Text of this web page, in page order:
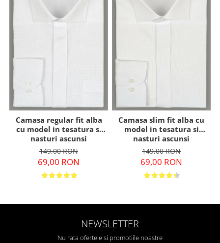
Camasa regular fit alba
cu model in tesatura si
nasturi ascunsi
149,00 RON
69,00 RON
Camasa slim fit alba cu
model in tesatura si
nasturi ascunsi
149,00 RON
69,00 RON
NEWSLETTER
Nu rata ofertele si promotiile noastre